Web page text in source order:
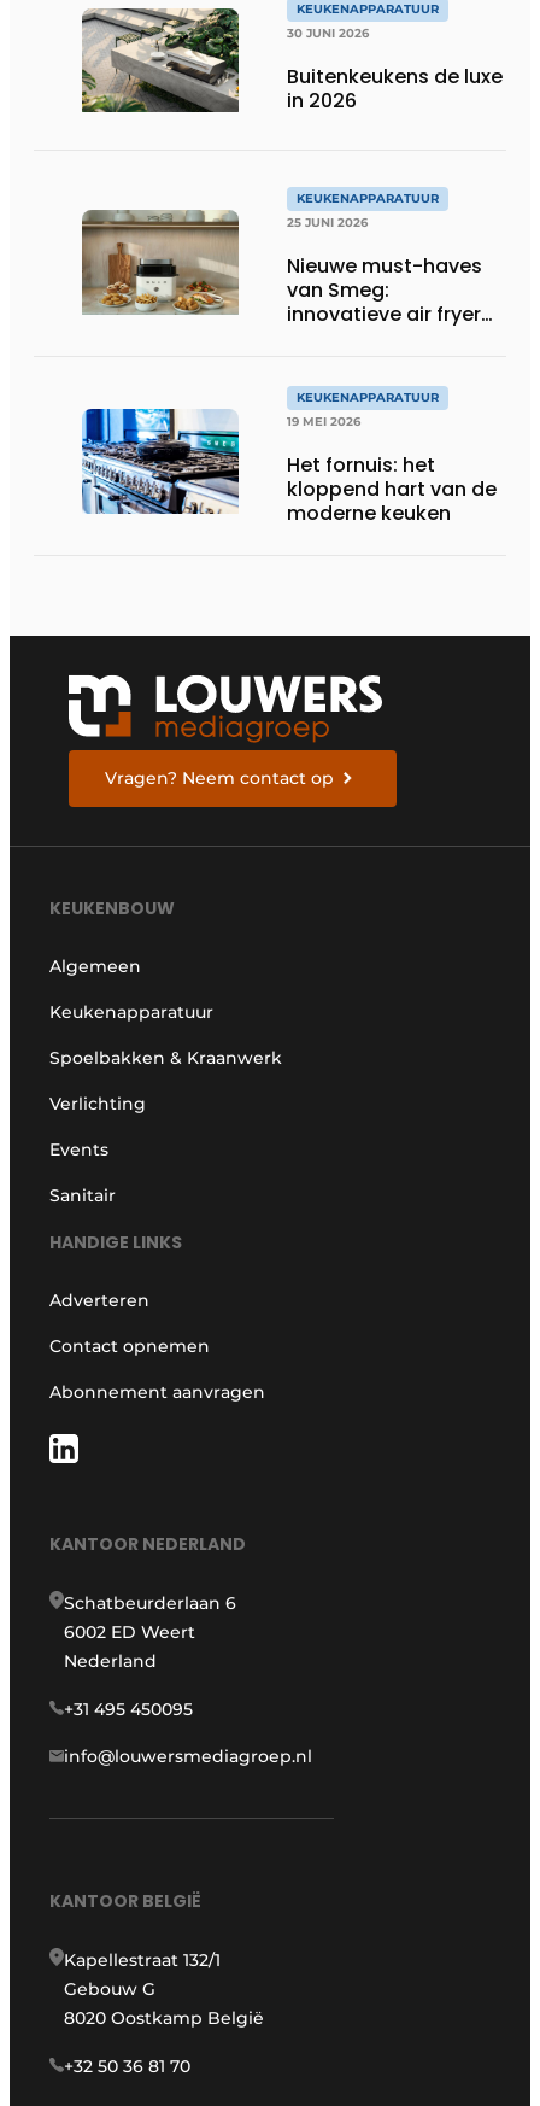
KEUKENAPPARATUUR
30 JUNI 2026
Buitenkeukens de luxe
in 2026
KEUKENAPPARATUUR
25 JUNI 2026
Nieuwe must-haves
van Smeg:
innovatieve air fryer
KEUKENAPPARATUUR
19 MEI 2026
Het fornuis: het
kloppend hart van de
moderne keuken
Vragen? Neem contact op
KEUKENBOUW
Algemeen
Keukenapparatuur
Spoelbakken & Kraanwerk
Verlichting
Events
Sanitair
HANDIGE LINKS
Adverteren
Contact opnemen
Abonnement aanvragen
KANTOOR NEDERLAND
Schatbeurderlaan 6
6002 ED Weert
Nederland
+31 495 450095
info@louwersmediagroep.nl
KANTOOR BELGIË
Kapellestraat 132/1
Gebouw G
8020 Oostkamp België
+32 50 36 81 70